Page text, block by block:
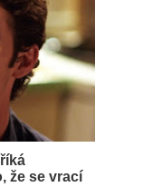
že se vrací